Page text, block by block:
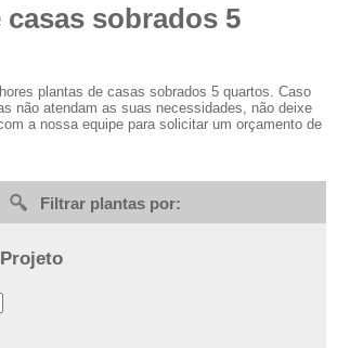
casas sobrados 5
plantas de casas sobrados 5 quartos. Caso
não atendam as suas necessidades, não deixe
a nossa equipe para solicitar um orçamento de
Filtrar plantas por: